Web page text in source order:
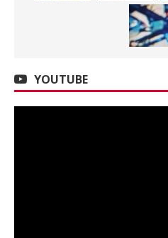
YOUTUBE